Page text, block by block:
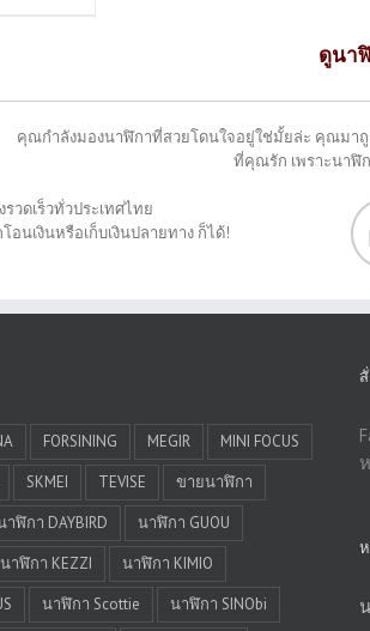
ดูนา
คุณกำลังมองนาฬิกาที่สวยโดนใจอยู่ใช่มั้ยล่ะ คุณมาถู
ที่คุณรัก เพราะนาฬิ
รวดเร็วทั่วประเทศไทย
โอนเงินหรือเก็บเงินปลายทาง ก็ได้!
FORSINING MEGIR
MINI FOCUS
SKMEI TEVISE
ขายนาฬิกา
าฬิกา DAYBIRD
นาฬิกา GUOU
นาฬิกา KEZZI
นาฬิกา KIMIO
นาฬิกา Scottie
นาฬิกา SINObi